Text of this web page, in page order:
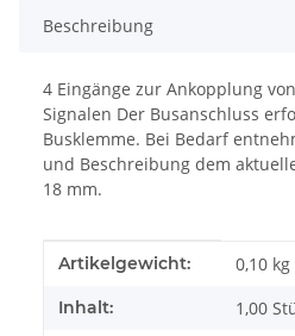
Beschreibung
4 Eingänge zur Ankopplung
Signalen Der Busanschluss
Busklemme. Bei Bedarf
und Beschreibung dem
18 mm.
Produkteigenschaft
Wert
Artikelgewicht: 0,10 kg
Inhalt: 1,00